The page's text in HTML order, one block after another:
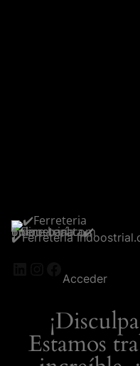
✔️Ferreteria
LinkedIn
Instagram
Facebook
Acceder
Estamos